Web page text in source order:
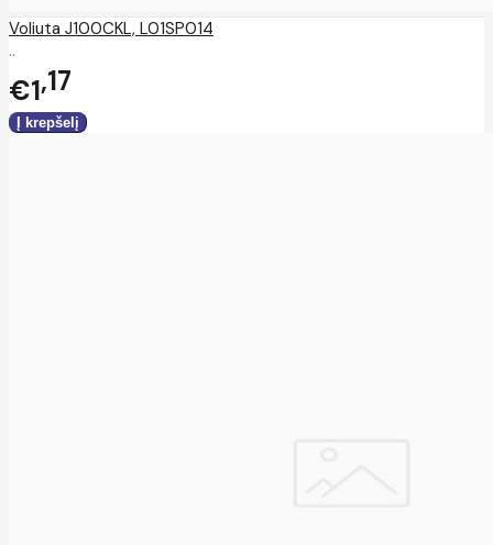
Voliuta J100CKL, L01SP014
..
€1 17